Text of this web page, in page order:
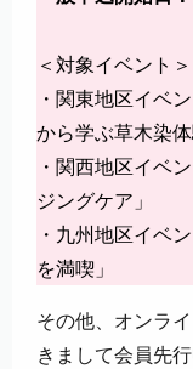
＜対象イベント＞
・関東地区イベ
から学ぶ草木染体
・関西地区イベ
ジングケア」
・九州地区イベ
を満喫」
その他、オンラ
きまして会員先